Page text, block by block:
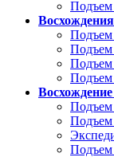
Подъем
Подъем
Подъем
Подъем
Подъем